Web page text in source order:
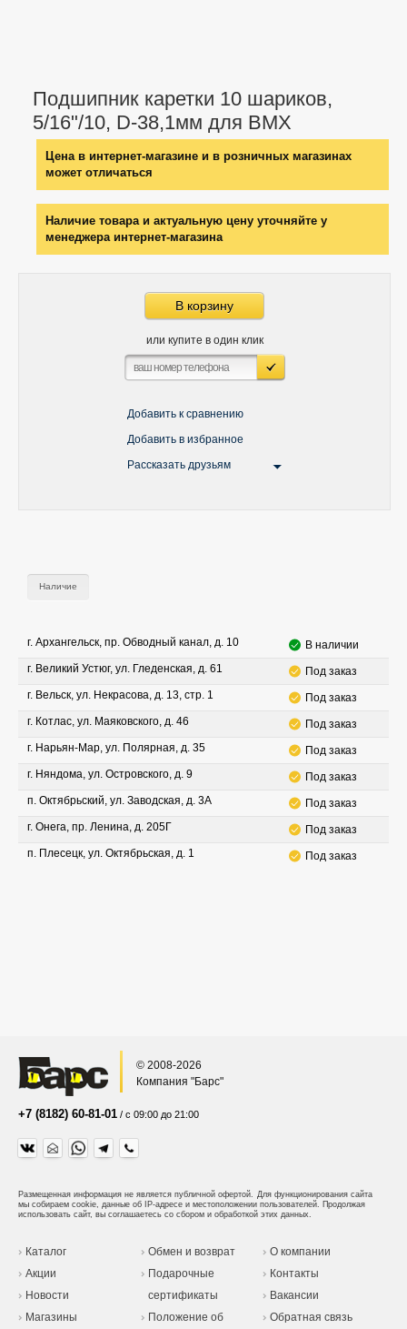
Подшипник каретки 10 шариков,
5/16"/10, D-38,1мм для BMX
Цена в интернет-магазине и в розничных магазинах
может отличаться
Наличие товара и актуальную цену уточняйте у
менеджера интернет-магазина
В корзину
или купите в один клик
Добавить к сравнению
Добавить в избранное
Рассказать друзьям
Наличие
г. Архангельск, пр. Обводный канал, д. 10
В наличии
г. Великий Устюг, ул. Гледенская, д. 61
Под заказ
г. Вельск, ул. Некрасова, д. 13, стр. 1
Под заказ
г. Котлас, ул. Маяковского, д. 46
Под заказ
г. Нарьян-Мар, ул. Полярная, д. 35
Под заказ
г. Няндома, ул. Островского, д. 9
Под заказ
п. Октябрьский, ул. Заводская, д. 3А
Под заказ
г. Онега, пр. Ленина, д. 205Г
Под заказ
п. Плесецк, ул. Октябрьская, д. 1
Под заказ
© 2008-2026
Компания "Барс"
+7 (8182) 60-81-01 / с 09:00 до 21:00
Размещенная информация не является публичной офертой. Для функционирования сайта
мы собираем cookie, данные об IP-адресе и местоположении пользователей. Продолжая
использовать сайт, вы соглашаетесь со сбором и обработкой этих данных.
Каталог
Акции
Новости
Магазины
Обмен и возврат
Подарочные
сертификаты
Положение об
О компании
Контакты
Вакансии
Обратная связь